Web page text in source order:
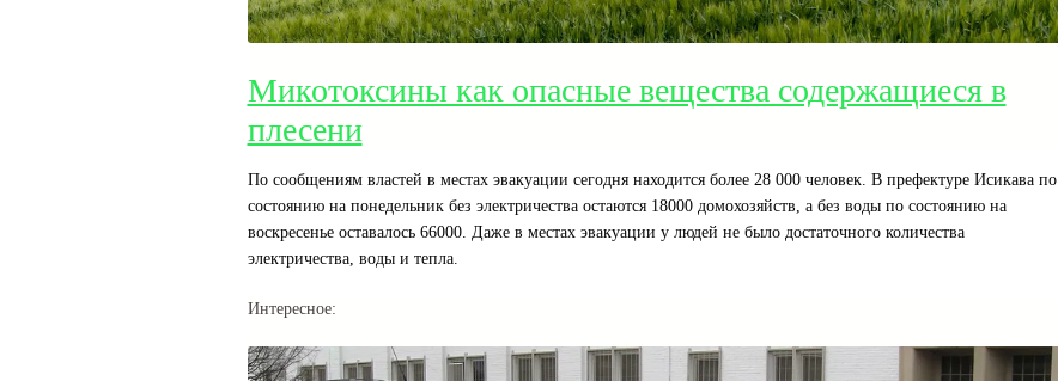
Микотоксины как опасные вещества содержащиеся в
плесени
По сообщениям властей в местах эвакуации сегодня находится более 28 000 человек. В префектуре Исикава по
состоянию на понедельник без электричества остаются 18000 домохозяйств, а без воды по состоянию на
воскресенье оставалось 66000. Даже в местах эвакуации у людей не было достаточного количества
электричества, воды и тепла.
Интересное: